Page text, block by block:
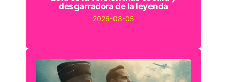
desgarradora de la leyenda
2026-08-05